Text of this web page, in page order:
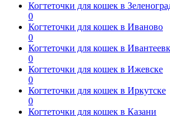
Когтеточки для кошек в
0
Когтеточки для кошек в Иваново
0
Когтеточки для кошек в
0
Когтеточки для кошек в Ижевске
0
Когтеточки для кошек в Иркутске
0
Когтеточки для кошек в Казани